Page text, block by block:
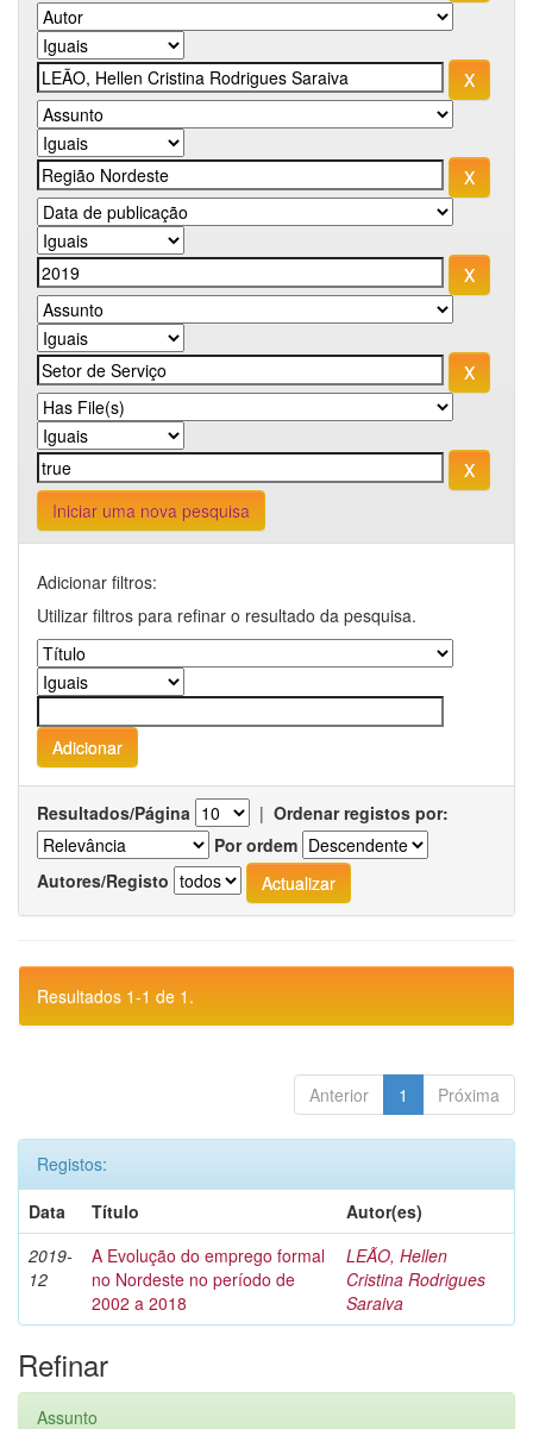
Iniciar uma nova pesquisa
Adicionar filtros:
Utilizar filtros para refinar o resultado da pesquisa.
Resultados/Página | Ordenar registos por:
Por ordem
Autores/Registo
Resultados 1-1 de 1.
Anterior 1 Próxima
Registos:
Data
Título
Autor(es)
2019-
12
A Evolução do emprego formal
no Nordeste no período de
2002 a 2018
LEÃO, Hellen
Cristina Rodrigues
Saraiva
Refinar
Assunto